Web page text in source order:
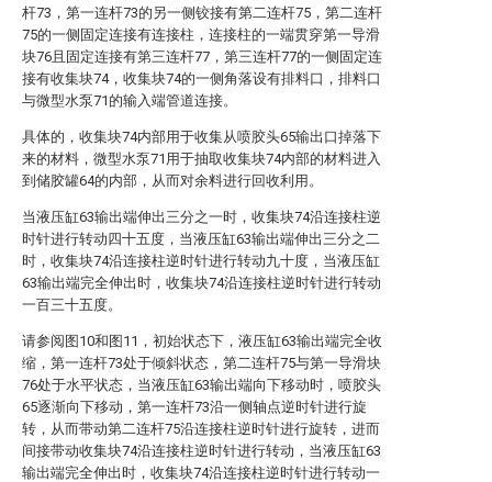
杆73，第一连杆73的另一侧铰接有第二连杆75，第二连杆
75的一侧固定连接有连接柱，连接柱的一端贯穿第一导滑
块76且固定连接有第三连杆77，第三连杆77的一侧固定连
接有收集块74，收集块74的一侧角落设有排料口，排料口
与微型水泵71的输入端管道连接。
具体的，收集块74内部用于收集从喷胶头65输出口掉落下
来的材料，微型水泵71用于抽取收集块74内部的材料进入
到储胶罐64的内部，从而对余料进行回收利用。
当液压缸63输出端伸出三分之一时，收集块74沿连接柱逆
时针进行转动四十五度，当液压缸63输出端伸出三分之二
时，收集块74沿连接柱逆时针进行转动九十度，当液压缸
63输出端完全伸出时，收集块74沿连接柱逆时针进行转动
一百三十五度。
请参阅图10和图11，初始状态下，液压缸63输出端完全收
缩，第一连杆73处于倾斜状态，第二连杆75与第一导滑块
76处于水平状态，当液压缸63输出端向下移动时，喷胶头
65逐渐向下移动，第一连杆73沿一侧轴点逆时针进行旋
转，从而带动第二连杆75沿连接柱逆时针进行旋转，进而
间接带动收集块74沿连接柱逆时针进行转动，当液压缸63
输出端完全伸出时，收集块74沿连接柱逆时针进行转动一